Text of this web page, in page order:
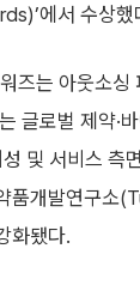
에서 수상했
즈는 아웃소싱
글로벌 제약·
및 서비스 측
품개발연구소
화됐다.